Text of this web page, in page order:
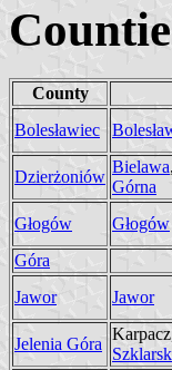
County
Bolesławiec
Dzierżoniów
Bielawa,
Górna
Głogów
Głogów
Góra
Jawor
Jawor
Jelenia Góra